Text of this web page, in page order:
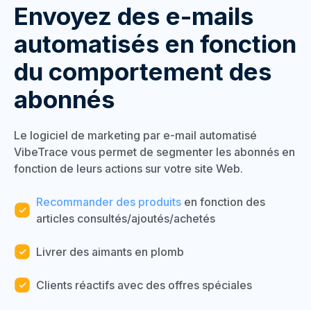
Envoyez des e-mails
automatisés en fonction
du comportement des
abonnés
Le logiciel de marketing par e-mail automatisé
VibeTrace vous permet de segmenter les abonnés en
fonction de leurs actions sur votre site Web.
Recommander des produits en fonction des
articles consultés/ajoutés/achetés
Livrer des aimants en plomb
Clients réactifs avec des offres spéciales